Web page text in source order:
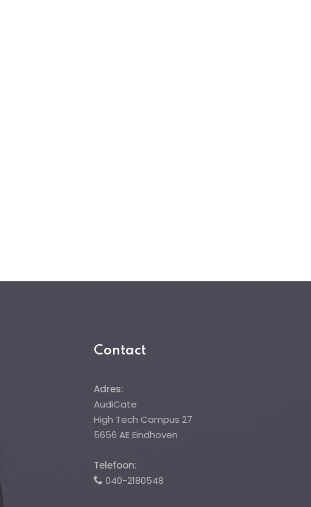
Contact
Adres:
AudiCate
High Tech Campus 27
5656 AE Eindhoven
Telefoon:
040-2180548